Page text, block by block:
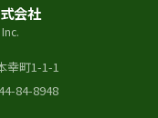
会社
幸町1-1-1
84-8948